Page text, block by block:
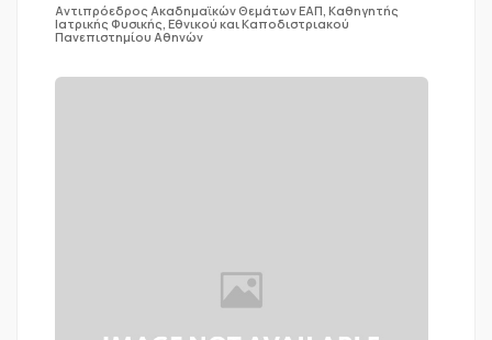
Αντιπρόεδρος Ακαδημαϊκών Θεμάτων ΕΑΠ, Καθηγητής
Ιατρικής Φυσικής, Εθνικού και Καποδιστριακού
Πανεπιστημίου Αθηνών